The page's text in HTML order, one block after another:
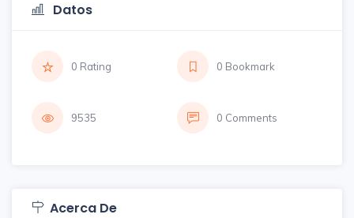
Datos
0 Rating 0 Bookmark
9535 0 Comments
Acerca De